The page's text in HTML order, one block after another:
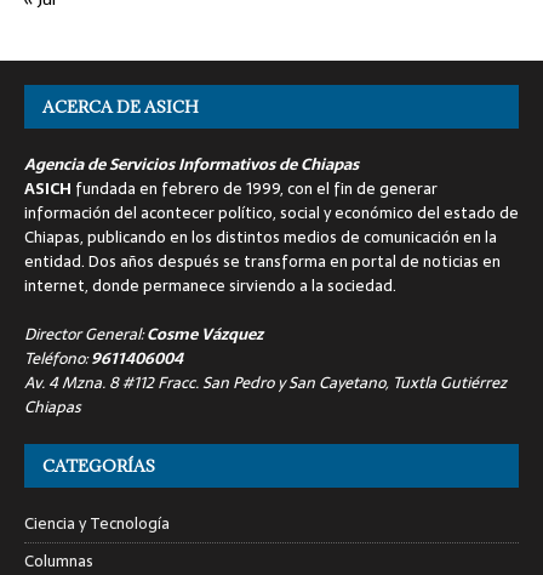
ACERCA DE ASICH
Agencia de Servicios Informativos de Chiapas
ASICH fundada en febrero de 1999, con el fin de generar
información del acontecer político, social y económico del estado de
Chiapas, publicando en los distintos medios de comunicación en la
entidad. Dos años después se transforma en portal de noticias en
internet, donde permanece sirviendo a la sociedad.
Director General:Cosme Vázquez
Teléfono:9611406004
Av. 4 Mzna. 8 #112 Fracc. San Pedro y San Cayetano, Tuxtla Gutiérrez
Chiapas
CATEGORÍAS
Ciencia y Tecnología
Columnas